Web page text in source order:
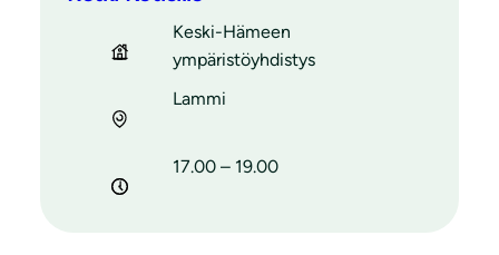
Keski-Hämeen
ympäristöyhdistys
Lammi
17.00 – 19.00